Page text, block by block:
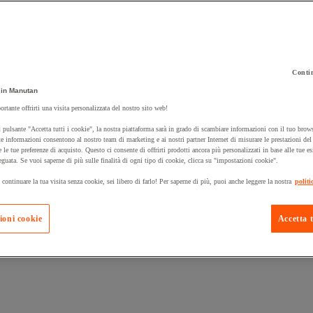
un prodotto:
Manutan Expert
Prodotti in
Manutan
offrirti una visita personalizzata del nostro sito web!
pulsante "Accetta tutti i cookie", la nostra piattaforma sarà in grado di scambiare informazioni con il tuo
informazioni consentono al nostro team di marketing e ai nostri partner Internet di misurare le prestazioni
le tue preferenze di acquisto. Questo ci consente di offrirti prodotti ancora più personalizzati in base alle tue
Se vuoi saperne di più sulle finalità di ogni tipo di cookie, clicca su "impostazioni cookie".
la tua visita senza cookie, sei libero di farlo! Per saperne di più, puoi anche leggere la nostra
Accetta
cookie